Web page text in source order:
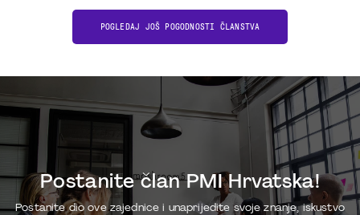
POGLEDAJ JOŠ POGODNOSTI ČLANSTVA
Postanite član PMI Hrvatska!
Postanite dio ove zajednice i unaprijedite svoje znanje, iskustvo